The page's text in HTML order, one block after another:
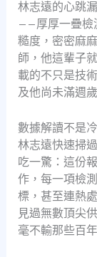
林志遠的心跳
——厚厚一疊檢
糙度，密密麻
師，他這輩子
載的不只是技
及他尚未滿週
數據解讀不是
林志遠快速掃
吃一驚：這份
作，每一項檢
標，甚至連熱
見過無數頂尖
毫不輸那些百